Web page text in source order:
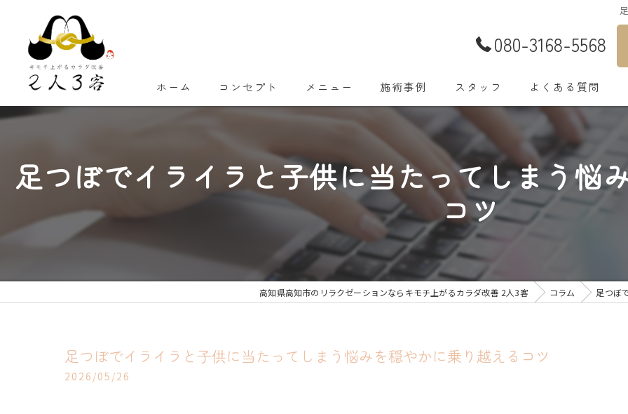
080-3168-5568
ホーム コンセプト メニュー 施術事例 スタッフ よくある質問
足つぼでイライラと子供に当たってしまう悩
コツ
高知県高知市のリラクゼーションならキモチ上がるカラダ改善 2人3客 コラム 足つぼ
足つぼでイライラと子供に当たってしまう悩みを穏やかに乗り越えるコツ
2026/05/26